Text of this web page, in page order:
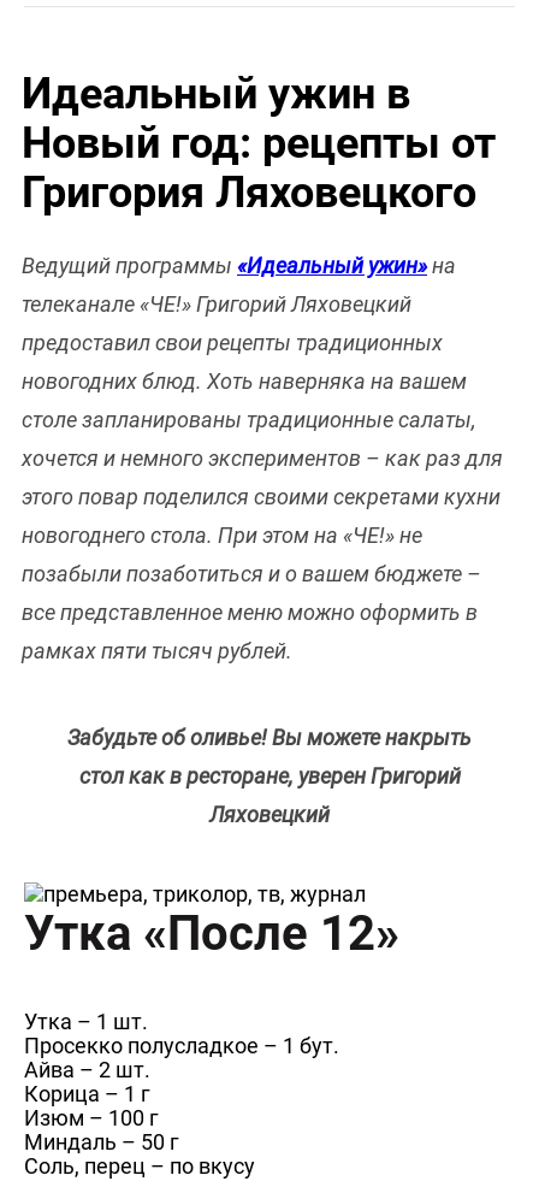
Идеальный ужин в
Новый год: рецепты от
Григория Ляховецкого
Ведущий программы «Идеальный ужин»на
телеканале «ЧЕ!» Григорий Ляховецкий
предоставил свои рецепты традиционных
новогодних блюд. Хоть наверняка на вашем
столе запланированы традиционные салаты,
хочется и немного экспериментов – как раз для
этого повар поделился своими секретами кухни
новогоднего стола. При этом на «ЧЕ!» не
позабыли позаботиться и о вашем бюджете –
все представленное меню можно оформить в
рамках пяти тысяч рублей.
Забудьте об оливье! Вы можете накрыть
стол как в ресторане, уверен Григорий
Ляховецкий
Утка «После 12»
Утка – 1 шт.
Просекко полусладкое – 1 бут.
Айва – 2 шт.
Корица – 1 г
Изюм – 100 г
Миндаль – 50 г
Соль, перец – по вкусу